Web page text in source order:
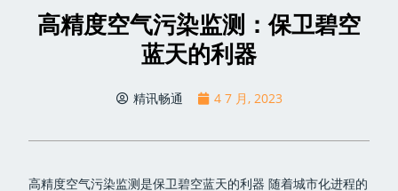
高精度空气污染监测：保卫碧空
蓝天的利器
精讯畅通 4 7 月, 2023
高精度空气污染监测是保卫碧空蓝天的利器 随着城市化进程的